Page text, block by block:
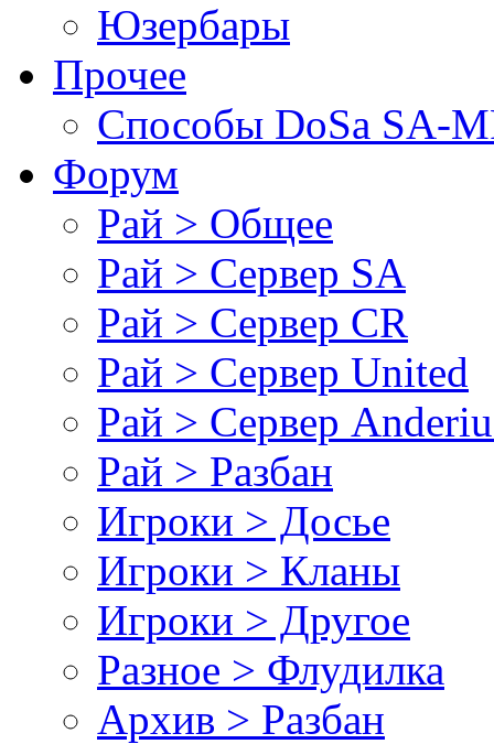
Юзербары
Прочее
Cпособы DoSа SA-
Форум
Рай > Общее
Рай > Сервер SA
Рай > Сервер CR
Рай > Сервер United
Рай > Сервер
Рай > Разбан
Игроки > Досье
Игроки > Кланы
Игроки > Другое
Разное > Флудилка
Архив > Разбан